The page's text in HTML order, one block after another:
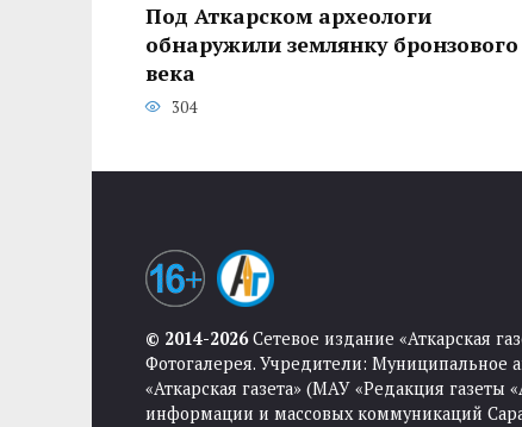
Под Аткарском археологи
обнаружили землянку бронзового
века
304
© 2014-2026Сетевое издание «Аткарская
Фотогалерея. Учредители: Муниципальное
«Аткарская газета» (МАУ «Редакция газеты
информации и массовых коммуникаций